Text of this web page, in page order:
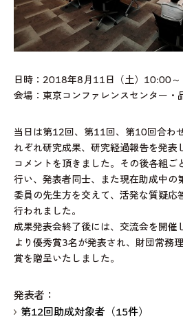
日時：2018年8月11日（土）10:00～
会場：東京コンファレンスセンター・
当日は第12回、第11回、第10回合わ
れぞれ研究成果、研究経過報告を発表
コメントを頂きました。その後各組ご
行い、発表者同士、また現在助成中
委員の先生方を交えて、活発な質疑応
行われました。
成果発表会終了後には、交流会を開催
より優秀賞3名が発表され、財団常務
賞を贈呈いたしました。
発表者：
第12回助成対象者（15件）